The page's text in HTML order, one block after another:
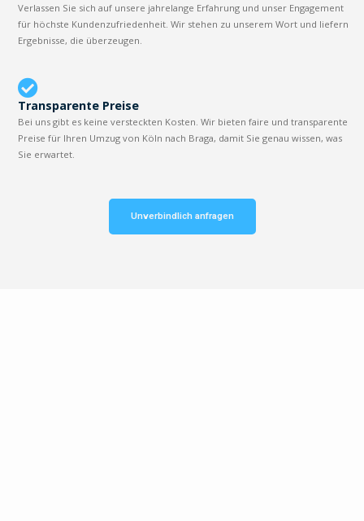
Verlassen Sie sich auf unsere jahrelange Erfahrung und unser Engagement
für höchste Kundenzufriedenheit. Wir stehen zu unserem Wort und liefern
Ergebnisse, die überzeugen.
Transparente Preise
Bei uns gibt es keine versteckten Kosten. Wir bieten faire und transparente
Preise für Ihren Umzug von Köln nach Braga, damit Sie genau wissen, was
Sie erwartet.
Unverbindlich anfragen